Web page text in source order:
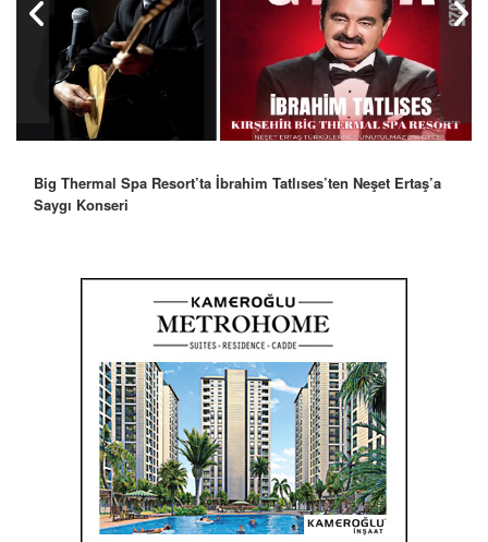
Big Thermal Spa Resort’ta İbrahim Tatlıses’ten Neşet Ertaş’a
Saygı Konseri